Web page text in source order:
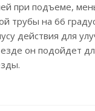
при подъеме,
трубы на 66
действия для
он подойдет